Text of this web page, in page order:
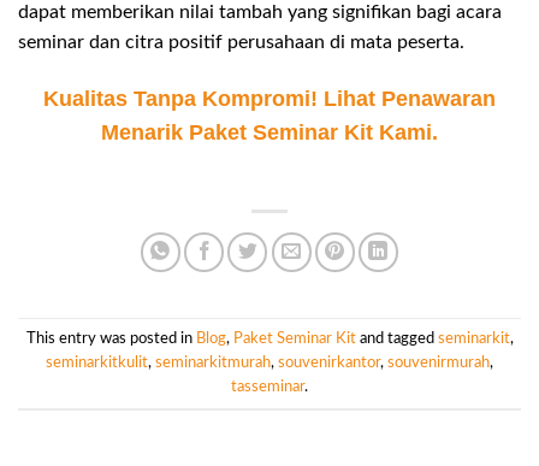
dapat memberikan nilai tambah yang signifikan bagi acara
seminar dan citra positif perusahaan di mata peserta.
Kualitas Tanpa Kompromi! Lihat Penawaran
Menarik Paket Seminar Kit Kami.
This entry was posted in Blog, Paket Seminar Kitand tagged seminarkit,
seminarkitkulit, seminarkitmurah, souvenirkantor, souvenirmurah,
tasseminar.